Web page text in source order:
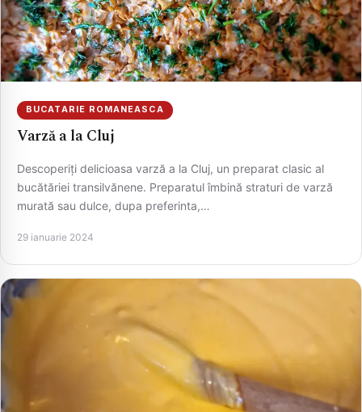
BUCATARIE ROMANEASCA
Varză a la Cluj
Descoperiți delicioasa varză a la Cluj, un preparat clasic al
bucătăriei transilvănene. Preparatul îmbină straturi de varză
murată sau dulce, dupa preferinta,…
29 ianuarie 2024